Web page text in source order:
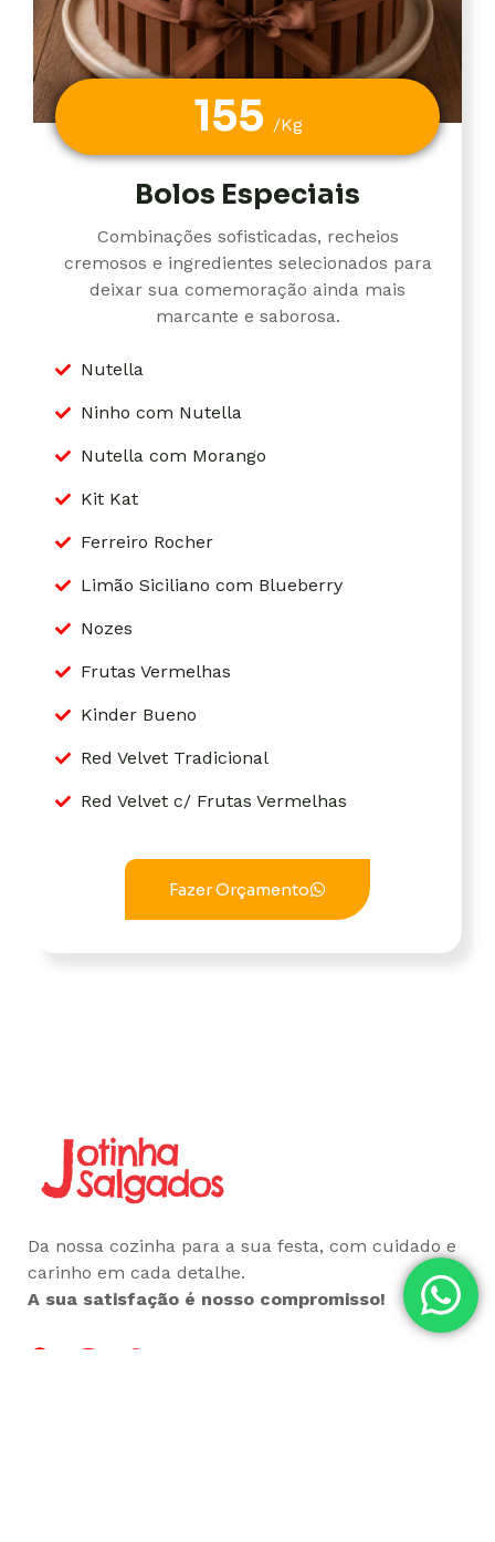
155 /Kg
Bolos Especiais
Combinações sofisticadas, recheios
cremosos e ingredientes selecionados para
deixar sua comemoração ainda mais
marcante e saborosa.
Nutella
Ninho com Nutella
Nutella com Morango
Kit Kat
Ferreiro Rocher
Limão Siciliano com Blueberry
Nozes
Frutas Vermelhas
Kinder Bueno
Red Velvet Tradicional
Red Velvet c/ Frutas Vermelhas
Fazer Orçamento
Da nossa cozinha para a sua festa, com cuidado e
carinho em cada detalhe.
A sua satisfação é nosso compromisso!